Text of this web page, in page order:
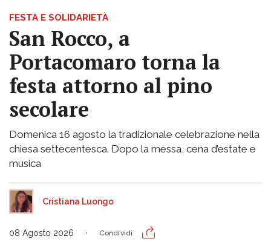
FESTA E SOLIDARIETÀ
San Rocco, a
Portacomaro torna la
festa attorno al pino
secolare
Domenica 16 agosto la tradizionale celebrazione nella
chiesa settecentesca. Dopo la messa, cena d’estate e
musica
Cristiana Luongo
08 Agosto 2026 Condividi